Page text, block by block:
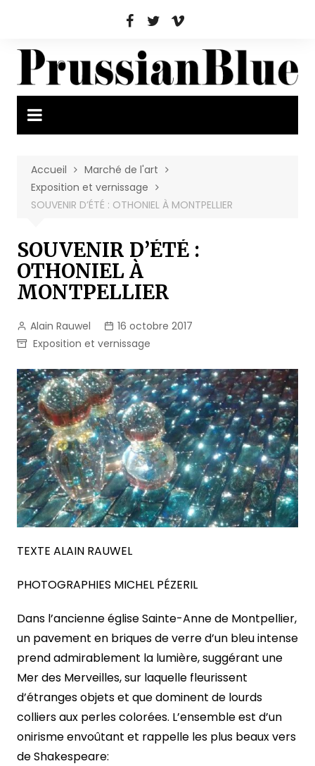
Accueil
Marché de l'art
Exposition et vernissage
SOUVENIR D’ÉTÉ : OTHONIEL À MONTPELLIER
SOUVENIR D’ÉTÉ :
OTHONIEL À
MONTPELLIER
Alain Rauwel
16 octobre 2017
Exposition et vernissage
TEXTE ALAIN RAUWEL
PHOTOGRAPHIES MICHEL PÉZERIL
Dans l’ancienne église Sainte-Anne de Montpellier,
un pavement en briques de verre d’un bleu intense
prend admirablement la lumière, suggérant une
Mer des Merveilles, sur laquelle fleurissent
d’étranges objets et que dominent de lourds
colliers aux perles colorées. L’ensemble est d’un
onirisme envoûtant et rappelle les plus beaux vers
de Shakespeare: